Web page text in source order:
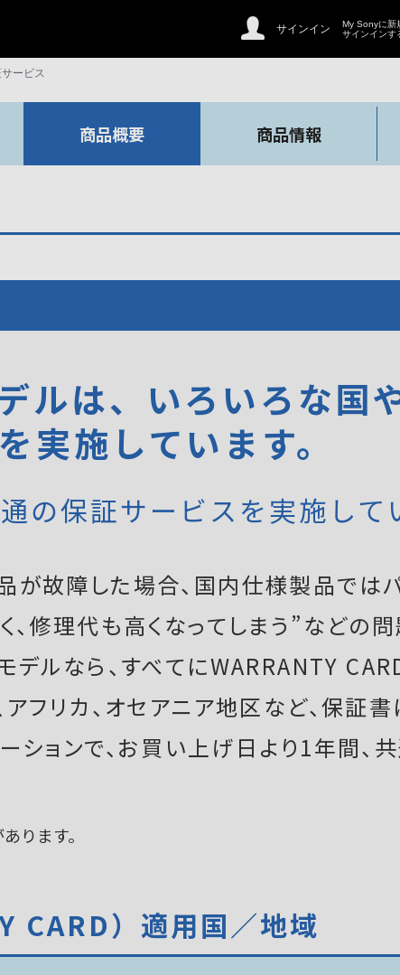
サインイン
My Sonyに新
サインインす
ービス
商品概要 商品情報
ルは、いろいろな国
実施しています。
の保証サービスを実施して
が故障した場合、国内仕様製品では
修理代も高くなってしまう”などの問
デルなら、すべてにWARRANTY
アフリカ、オセアニア地区など、保
ョンで、お買い上げ日より1年間、
ります。
CARD）適用国／地域